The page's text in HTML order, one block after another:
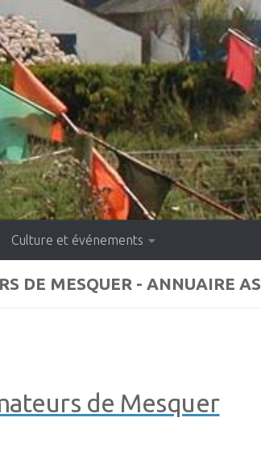
Culture et événements
DE MESQUER - ANNUAIRE
de Mesquer